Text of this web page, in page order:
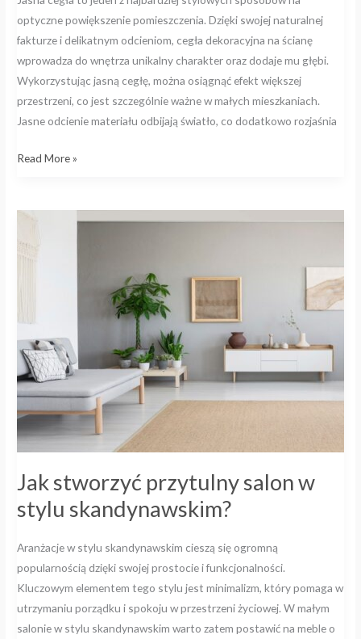
optyczne powiększenie pomieszczenia. Dzięki swojej naturalnej
fakturze i delikatnym odcieniom, cegła dekoracyjna na ścianę
wprowadza do wnętrza unikalny charakter oraz dodaje mu głębi.
Wykorzystując jasną cegłę, można osiągnąć efekt większej
przestrzeni, co jest szczególnie ważne w małych mieszkaniach.
Jasne odcienie materiału odbijają światło, co dodatkowo rozjaśnia
Read More »
Jak stworzyć przytulny salon w
stylu skandynawskim?
Aranżacje w stylu skandynawskim cieszą się ogromną
popularnością dzięki swojej prostocie i funkcjonalności.
Kluczowym elementem tego stylu jest minimalizm, który pomaga w
utrzymaniu porządku i spokoju w przestrzeni życiowej. W małym
salonie w stylu skandynawskim warto zatem postawić na meble o
Jak
stworzyć
przytulny
stylu
skandynawskim?